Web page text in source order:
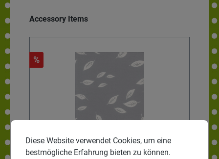
Accessory Items
%
Diese Website verwendet Cookies, um eine
bestmögliche Erfahrung bieten zu können.